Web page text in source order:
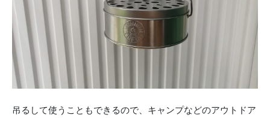
吊るして使うこともできるので、キャンプなどのアウトドア